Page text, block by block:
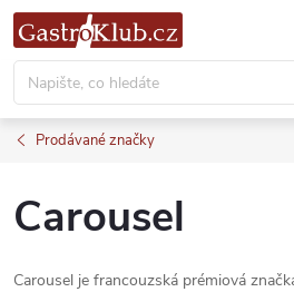
Přejít
na
obsah
Prodávané značky
Carousel
Carousel je francouzská prémiová